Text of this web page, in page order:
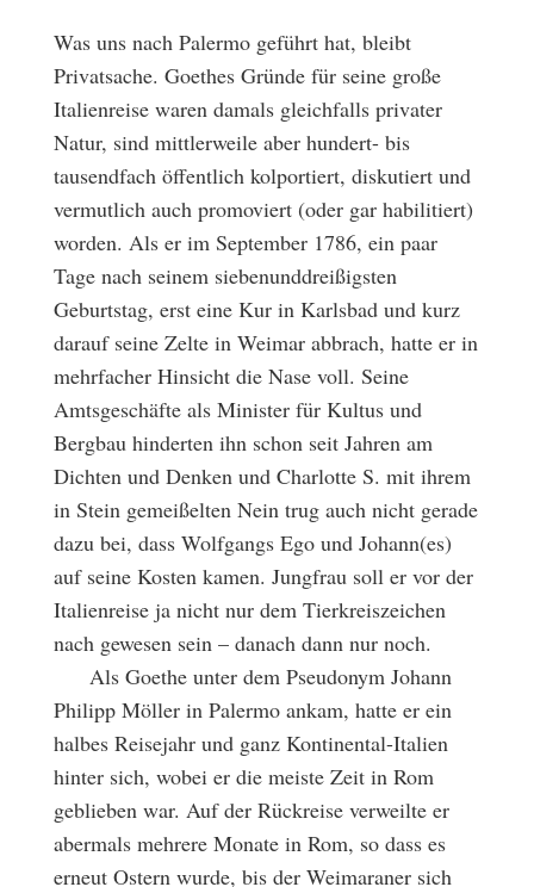
Was uns nach Palermo geführt hat, bleibt
Privatsache. Goethes Gründe für seine große
Italienreise waren damals gleichfalls privater
Natur, sind mittlerweile aber hundert- bis
tausendfach öffentlich kolportiert, diskutiert und
vermutlich auch promoviert (oder gar habilitiert)
worden. Als er im September 1786, ein paar
Tage nach seinem siebenunddreißigsten
Geburtstag, erst eine Kur in Karlsbad und kurz
darauf seine Zelte in Weimar abbrach, hatte er in
mehrfacher Hinsicht die Nase voll. Seine
Amtsgeschäfte als Minister für Kultus und
Bergbau hinderten ihn schon seit Jahren am
Dichten und Denken und Charlotte S. mit ihrem
in Stein gemeißelten Nein trug auch nicht gerade
dazu bei, dass Wolfgangs Ego und Johann(es)
auf seine Kosten kamen. Jungfrau soll er vor der
Italienreise ja nicht nur dem Tierkreiszeichen
nach gewesen sein – danach dann nur noch.
Als Goethe unter dem Pseudonym Johann
Philipp Möller in Palermo ankam, hatte er ein
halbes Reisejahr und ganz Kontinental-Italien
hinter sich, wobei er die meiste Zeit in Rom
geblieben war. Auf der Rückreise verweilte er
abermals mehrere Monate in Rom, so dass es
erneut Ostern wurde, bis der Weimaraner sich